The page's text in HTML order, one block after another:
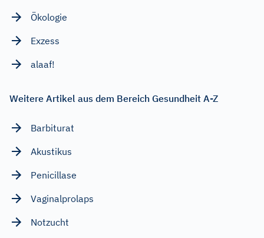
Ökologie
Exzess
alaaf!
Weitere Artikel aus dem Bereich Gesundheit A-Z
Barbiturat
Akustikus
Penicillase
Vaginalprolaps
Notzucht